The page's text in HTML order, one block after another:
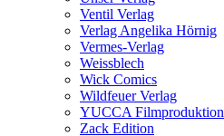
Ventil Verlag
Verlag Angelika Hörnig
Vermes-Verlag
Weissblech
Wick Comics
Wildfeuer Verlag
YUCCA Filmproduktion
Zack Edition